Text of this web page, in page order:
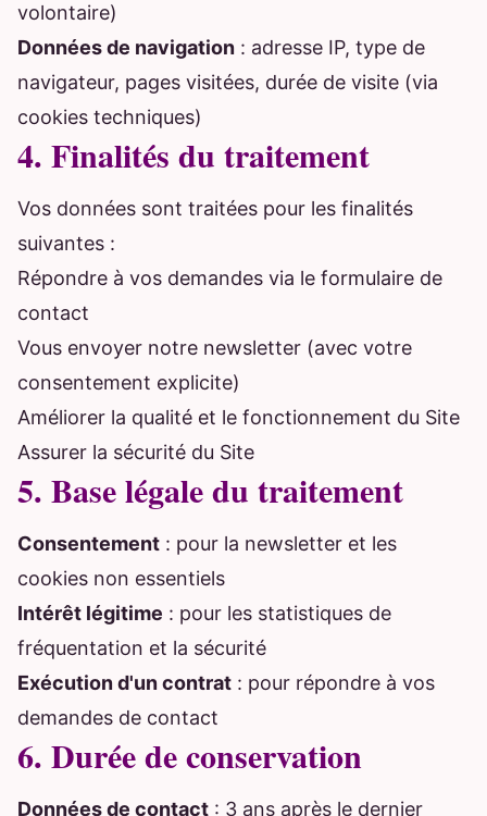
volontaire)
Données de navigation : adresse IP, type de
navigateur, pages visitées, durée de visite (via
cookies techniques)
4. Finalités du traitement
Vos données sont traitées pour les finalités
suivantes :
Répondre à vos demandes via le formulaire de
contact
Vous envoyer notre newsletter (avec votre
consentement explicite)
Améliorer la qualité et le fonctionnement du Site
Assurer la sécurité du Site
5. Base légale du traitement
Consentement : pour la newsletter et les
cookies non essentiels
Intérêt légitime : pour les statistiques de
fréquentation et la sécurité
Exécution d'un contrat : pour répondre à vos
demandes de contact
6. Durée de conservation
Données de contact : 3 ans après le dernier